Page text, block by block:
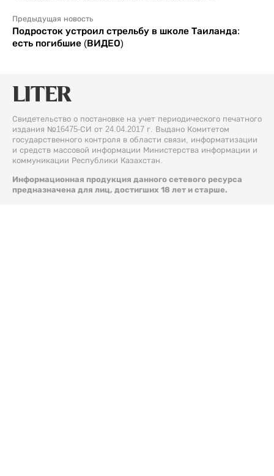
Предыдущая новость
Подросток устроил стрельбу в школе Таиланда:
есть погибшие (ВИДЕО)
Свидетельство о постановке на учет периодического печатного
издания №16475-СИ от 24.04.2017 г. Выдано Комитетом
государственного контроля в области связи, информатизации
и средств массовой информации Министерства информации и
коммуникации Республики Казахстан.
Информационная продукция данного сетевого ресурса
предназначена для лиц, достигших 18 лет и старше.